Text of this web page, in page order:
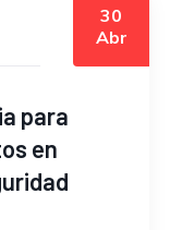
30
Abr
para
en